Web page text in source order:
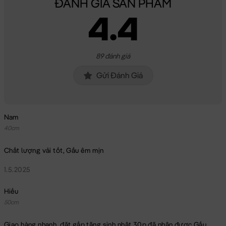
4.4
89 đánh giá
Gửi Đánh Giá
Nam
40cm
Chất lượng vải tốt, Gấu êm mịn
1.5.2025
Hiếu
50cm